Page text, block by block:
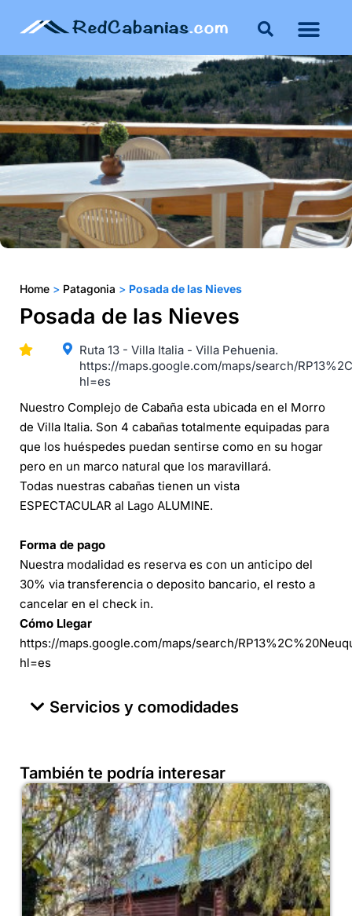
Home > Patagonia > Posada de las Nieves
Posada de las Nieves
Ruta 13 - Villa Italia - Villa Pehuenia.
https://maps.google.com/maps/search/
hl=es
Nuestro Complejo de Cabaña esta ubicada en el Morro
de Villa Italia. Son 4 cabañas totalmente equipadas para
que los huéspedes puedan sentirse como en su hogar
pero en un marco natural que los maravillará.
Todas nuestras cabañas tienen un vista
ESPECTACULAR al Lago ALUMINE.
Forma de pago
Nuestra modalidad es reserva es con un anticipo del
30% via transferencia o deposito bancario, el resto a
cancelar en el check in.
Cómo Llegar
https://maps.google.com/maps/search/
hl=es
Servicios y comodidades
También te podría interesar